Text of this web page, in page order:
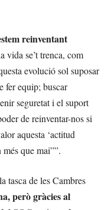
reinventant
vida se’t trenca, com
evolució sol suposar
fer equip; buscar
seguretat i el suport
de reinventar-nos si
aquesta ‘actitud
més que mai””.
tasca de les Cambres
però gràcies al